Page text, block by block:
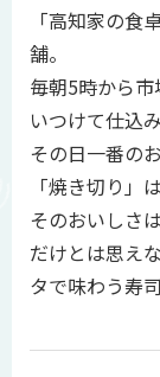
「高知家の食
舗。
毎朝5時から
いつけて仕込
その日一番の
「焼き切り」
そのおいしさ
だけとは思え
タで味わう寿